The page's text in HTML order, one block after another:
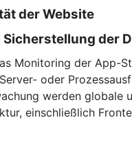
der Website
der
Monitoring der App-
oder
werden globale
einschließlich